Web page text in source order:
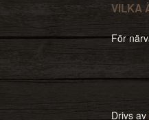
VILKA
För
Drivs av